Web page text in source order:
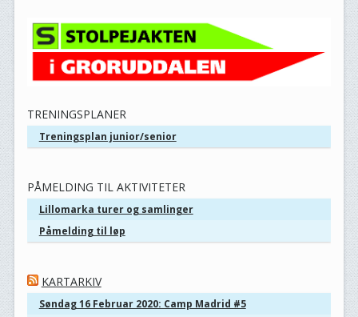
TRENINGSPLANER
Treningsplan junior/senior
PÅMELDING TIL AKTIVITETER
Lillomarka turer og samlinger
Påmelding til løp
KARTARKIV
Søndag 16 Februar 2020: Camp Madrid #5